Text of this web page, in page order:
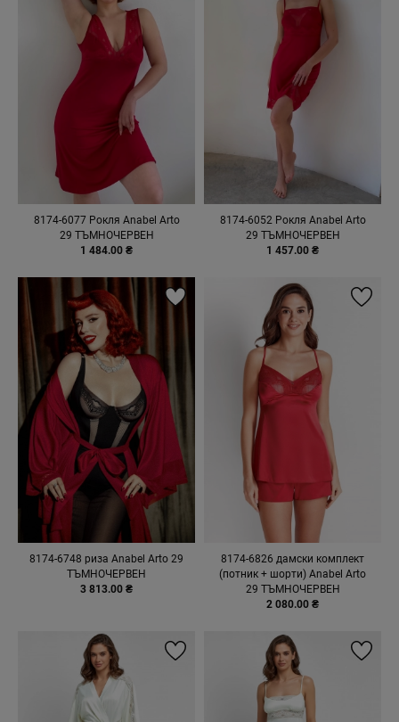
8174-6077 Рокля Anabel Arto
29 ТЪМНОЧЕРВЕН
1 484.00 ₴
8174-6052 Рокля Anabel Arto
29 ТЪМНОЧЕРВЕН
1 457.00 ₴
8174-6748 риза Anabel Arto 29
ТЪМНОЧЕРВЕН
3 813.00 ₴
8174-6826 дамски комплект
(потник + шорти) Anabel Arto
29 ТЪМНОЧЕРВЕН
2 080.00 ₴